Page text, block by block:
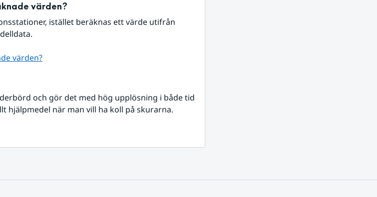
värden?
istället beräknas ett värde utifrån
värden?
och gör det med hög upplösning i både tid
hjälpmedel när man vill ha koll på skurarna.